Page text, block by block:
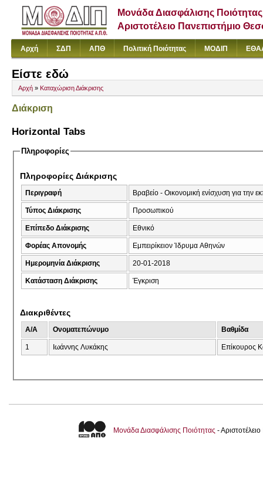
Μονάδα Διασφάλισης Ποιότητας
Αριστοτέλειο Πανεπιστήμιο
Αρχή ΣΔΠ ΑΠΘ Πολιτική Ποιότητας ΜΟΔΙΠ
Είστε εδώ
Αρχή » Καταχώριση Διάκρισης
Διάκριση
Horizontal Tabs
Πληροφορίες
Πληροφορίες Διάκρισης
Περιγραφή Βραβείο - Οικονομική ενίσχυση για την
Τύπος Διάκρισης Προσωπικού
Επίπεδο Διάκρισης Εθνικό
Φορέας Απονομής Εμπειρίκειον Ίδρυμα Αθηνών
Ημερομηνία Διάκρισης 20-01-2018
Κατάσταση Διάκρισης Έγκριση
Διακριθέντες
A/A Ονοματεπώνυμο Βαθμίδα
1 Ιωάννης Λυκάκης Eπίκουρος
Μονάδα Διασφάλισης Ποιότητας -